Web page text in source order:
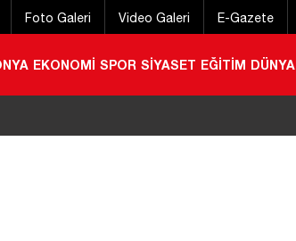
Foto Galeri Video Galeri E-Gazete
EKONOMİ SPOR SİYASET EĞİTİM DÜNYA
Terör belasından kurtulma arifesindeyiz